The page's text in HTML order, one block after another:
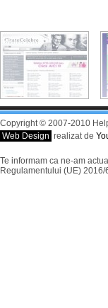
Copyright © 2007-2010
Web Design realizat de
Te informam ca ne-am
Regulamentului (UE)